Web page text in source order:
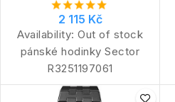
2 115 Kč
Availability: Out of stock
pánské hodinky Sector
R3251197061